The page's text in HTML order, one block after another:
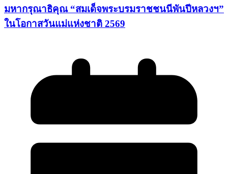
มหากรุณาธิคุณ “สมเด็จพระบรมราชชนนีพันปีหลวงฯ”
ในโอกาสวันแม่แห่งชาติ 2569